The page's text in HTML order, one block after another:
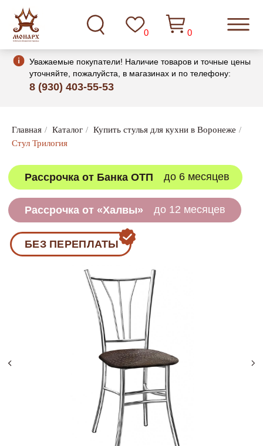
0
Уважаемые покупатели! Наличие товаров и точные цены
уточняйте, пожалуйста, в магазинах и по телефону:
8 (930) 403-55-53
Главная / Каталог / Купить стулья для кухни в Воронеже /
Стул Трилогия
Рассрочка от Банка ОТП
Рассрочка от «Халвы»
БЕЗ ПЕРЕПЛАТЫ